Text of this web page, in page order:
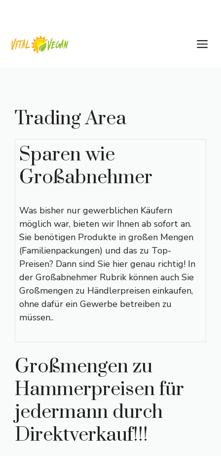
Trading Area
Sparen wie
Großabnehmer
Was bisher nur gewerblichen Käufern
möglich war, bieten wir Ihnen ab sofort an.
Sie benötigen Produkte in großen Mengen
(Familienpackungen) und das zu Top-
Preisen? Dann sind Sie hier genau richtig! In
der Großabnehmer Rubrik können auch Sie
Großmengen zu Händlerpreisen einkaufen,
ohne dafür ein Gewerbe betreiben zu
müssen..
Großmengen zu
Hammerpreisen für
jedermann durch
Direktverkauf!!!